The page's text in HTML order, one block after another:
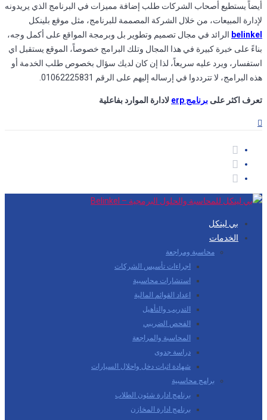
أيضاً يستطيع أصحاب الشركات طلب إضافة مميزات في البرنامج الذي يريدونه
لإدارة المبيعات، من خلال الشركة المصممة للبرنامج، مثل موقع بلينكل
belinkel الرائد في مجال تصميم وتطوير بل وبرمجة المواقع على أكمل وجه،
بناءً على خبرة كبيرة في هذا المجال وتلك البرامج خصوصاً، الموقع يستقبل اي
استفسار، ويرد عليه سريعاً، لذا إن كان لديك سؤال بخصوص طلب الخدمة أو
هذه البرامج، لا تترددوا في إرساله إليهم على الرقم 01062225831.
تعرف اكثر على برنامج erp لادارة الموارد بفاعلية
بي لينكل
الخدمات
محاسبة ومراجعة
اجراءات تأسيس الشركات
استشارات محاسبية
اعداد القوائم المالية
التدريب والتأهيل
الفحص الضريبي
المحاسبة والمراجعة
دراسة جدوى
شهادة اثبات دخل واحلال السيارات
برامج محاسبية
برنامج ادارة شئون الطلاب
برنامج ادارة المخازن